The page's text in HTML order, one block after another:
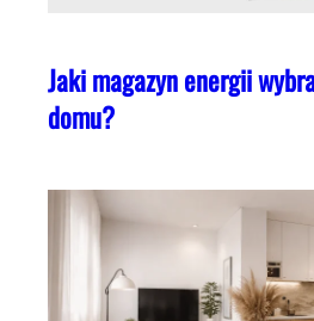
Jaki magazyn energii
domu?